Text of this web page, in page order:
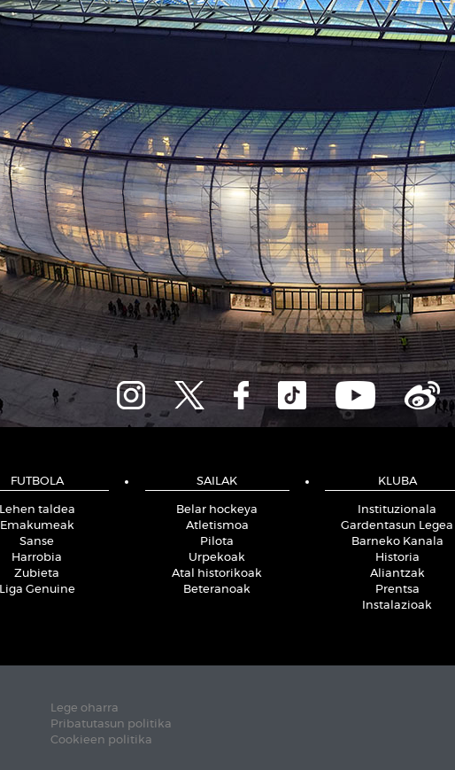
FUTBOLA
Lehen taldea
Emakumeak
Sanse
Harrobia
Zubieta
Liga Genuine
SAILAK
Belar hockeya
Atletismoa
Pilota
Urpekoak
Atal historikoak
Beteranoak
KLUBA
Instituzionala
Gardentasun Legea
Barneko Kanala
Historia
Aliantzak
Prentsa
Instalazioak
Lege oharra
Pribatutasun politika
Cookieen politika